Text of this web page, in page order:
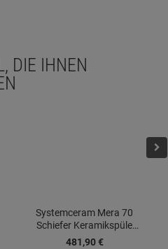
DIE IHNEN
Systemceram Mera 70
Schiefer Keramikspüle
Excenterbetätigung
481,90 €